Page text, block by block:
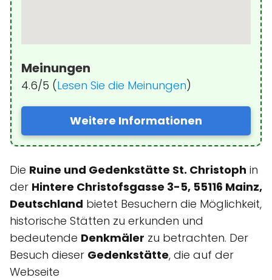
Meinungen
4.6/5 (Lesen Sie die Meinungen)
Weitere Informationen
Die Ruine und Gedenkstätte St. Christoph in
der Hintere Christofsgasse 3-5, 55116 Mainz,
Deutschland bietet Besuchern die Möglichkeit,
historische Stätten zu erkunden und
bedeutende Denkmäler zu betrachten. Der
Besuch dieser Gedenkstätte, die auf der
Webseite